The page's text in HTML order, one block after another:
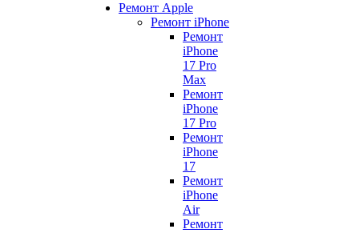
Ремонт Apple
Ремонт iPhone
Ремонт
iPhone
17 Pro
Max
Ремонт
iPhone
17 Pro
Ремонт
iPhone
17
Ремонт
iPhone
Air
Ремонт